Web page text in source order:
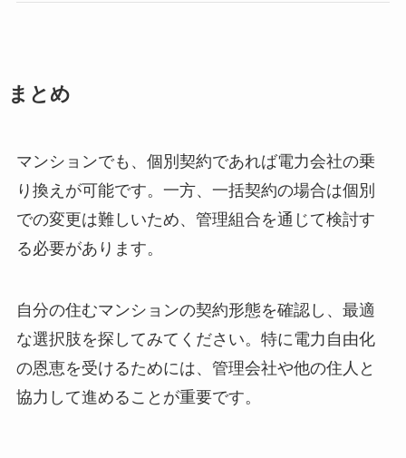
まとめ
マンションでも、個別契約であれば電力会社の乗
り換えが可能です。一方、一括契約の場合は個別
での変更は難しいため、管理組合を通じて検討す
る必要があります。
自分の住むマンションの契約形態を確認し、最適
な選択肢を探してみてください。特に電力自由化
の恩恵を受けるためには、管理会社や他の住人と
協力して進めることが重要です。